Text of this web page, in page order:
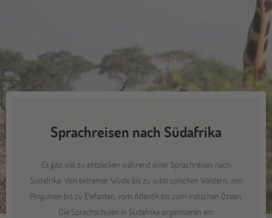
Sprachreisen nach Südafrika
Es gibt viel zu entdecken während einer Sprachreisen nach
Südafrika: Von extremer Wüste bis zu subtropischen Wäldern, von
Pinguinen bis zu Elefanten, vom Atlantik bis zum indischen Ozean.
Die Sprachschulen in Südafrika organisieren ein